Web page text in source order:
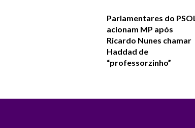
Parlamentares do PSOL
acionam MP após
Ricardo Nunes chamar
Haddad de
“professorzinho”